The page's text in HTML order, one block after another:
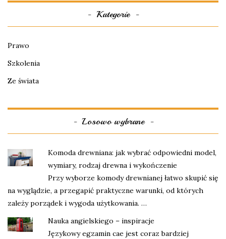
Kategorie
Prawo
Szkolenia
Ze świata
Losowo wybrane
Komoda drewniana: jak wybrać odpowiedni model,
wymiary, rodzaj drewna i wykończenie
Przy wyborze komody drewnianej łatwo skupić się
na wyglądzie, a przegapić praktyczne warunki, od których
zależy porządek i wygoda użytkowania. …
Nauka angielskiego – inspiracje
Językowy egzamin cae jest coraz bardziej